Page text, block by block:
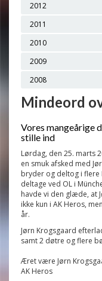
2012
2011
2010
2009
2008
Mindeord
Vores mangeårige
stille ind
Lørdag, den 25. marts
en smuk afsked med
bryder og deltog i flere
deltage ved OL i
havde vi den glæde, at
ikke kun i AK Heros,
år.
Jørn Krogsgaard
samt 2 døtre og flere
Æret være Jørn
AK Heros